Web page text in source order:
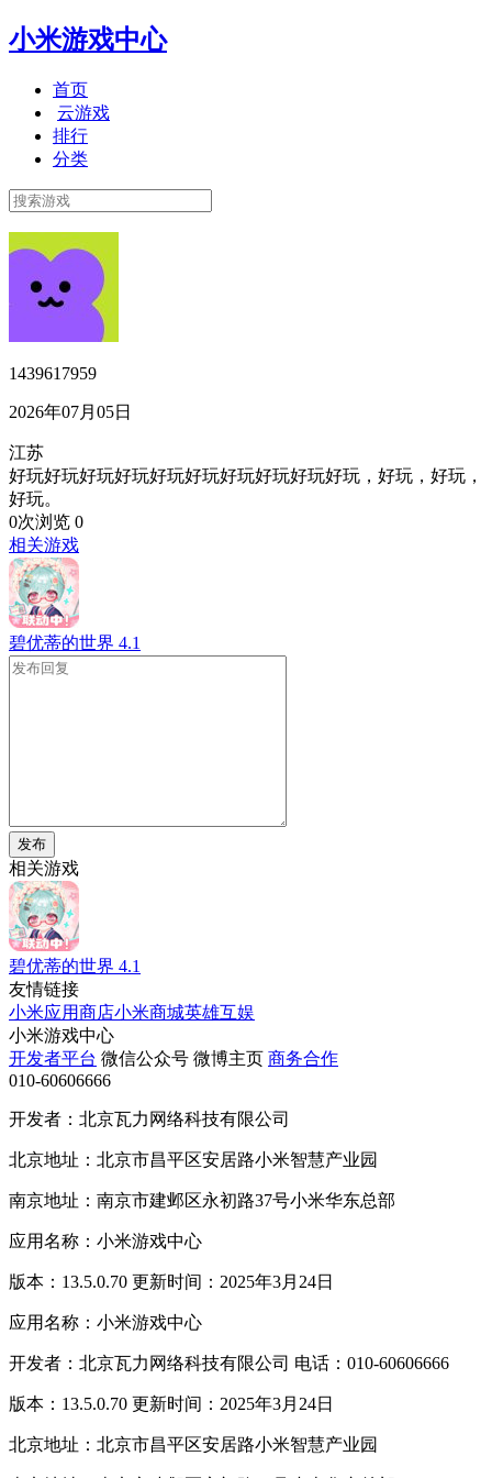
小米游戏中心
首页
云游戏
排行
分类
1439617959
2026年07月05日
江苏
好玩好玩好玩好玩好玩好玩好玩好玩好玩好玩，好玩，好玩，
好玩。
0次浏览 0
相关游戏
碧优蒂的世界 4.1
发布
相关游戏
碧优蒂的世界 4.1
友情链接
小米应用商店小米商城英雄互娱
小米游戏中心
开发者平台 微信公众号 微博主页 商务合作
010-60606666
开发者：北京瓦力网络科技有限公司
北京地址：北京市昌平区安居路小米智慧产业园
南京地址：南京市建邺区永初路37号小米华东总部
应用名称：小米游戏中心
版本：13.5.0.70 更新时间：2025年3月24日
应用名称：小米游戏中心
开发者：北京瓦力网络科技有限公司 电话：010-60606666
版本：13.5.0.70 更新时间：2025年3月24日
北京地址：北京市昌平区安居路小米智慧产业园